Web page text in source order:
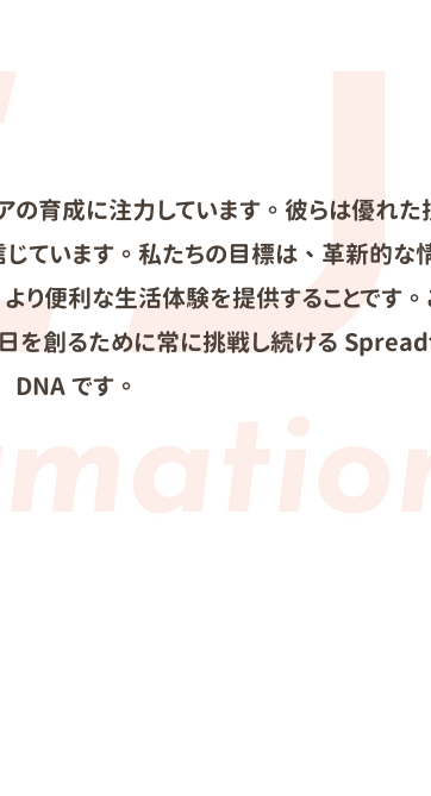
育成に注力しています。彼らは優れた
ています。私たちの目標は、革新的な
り便利な生活体験を提供することです。
を創るために常に挑戦し続ける
DNA です。